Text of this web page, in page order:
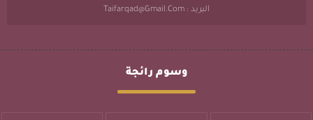
البريد : Taifarqad@gmail.com
وسوم رائجة